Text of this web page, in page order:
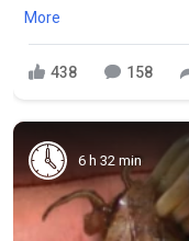
More
438 158
6 h 32 min